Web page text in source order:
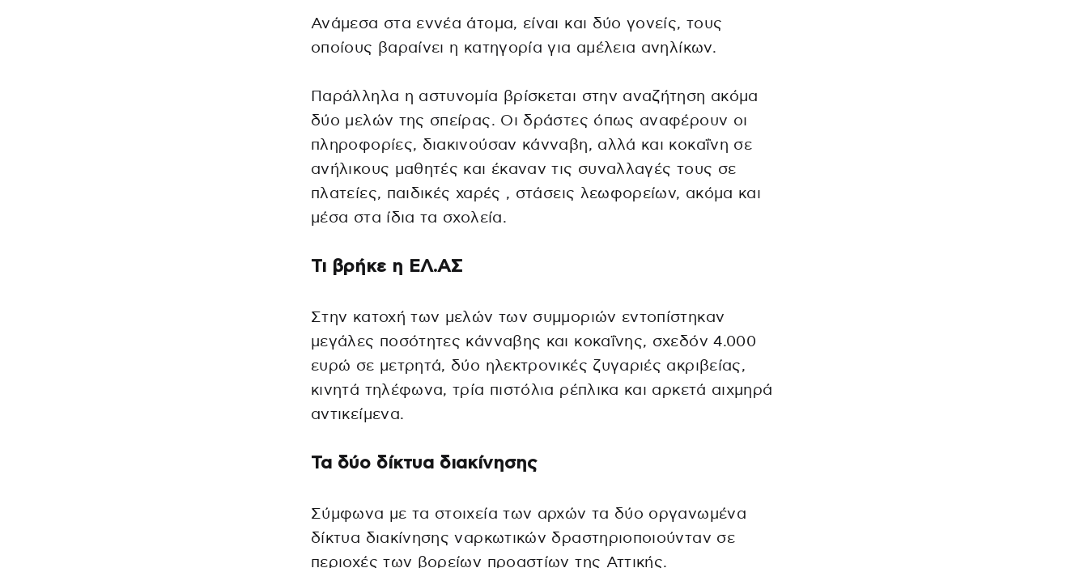
Ανάμεσα στα εννέα άτομα, είναι και δύο γονείς, τους
οποίους βαραίνει η κατηγορία για αμέλεια ανηλίκων.
Παράλληλα η αστυνομία βρίσκεται στην αναζήτηση ακόμα
δύο μελών της σπείρας. Οι δράστες όπως αναφέρουν οι
πληροφορίες, διακινούσαν κάνναβη, αλλά και κοκαΐνη σε
ανήλικους μαθητές και έκαναν τις συναλλαγές τους σε
πλατείες, παιδικές χαρές , στάσεις λεωφορείων, ακόμα και
μέσα στα ίδια τα σχολεία.
Τι βρήκε η ΕΛ.ΑΣ
Στην κατοχή των μελών των συμμοριών εντοπίστηκαν
μεγάλες ποσότητες κάνναβης και κοκαΐνης, σχεδόν 4.000
ευρώ σε μετρητά, δύο ηλεκτρονικές ζυγαριές ακριβείας,
κινητά τηλέφωνα, τρία πιστόλια ρέπλικα και αρκετά αιχμηρά
αντικείμενα.
Τα δύο δίκτυα διακίνησης
Σύμφωνα με τα στοιχεία των αρχών τα δύο οργανωμένα
δίκτυα διακίνησης ναρκωτικών δραστηριοποιούνταν σε
περιοχές των βορείων προαστίων της Αττικής.